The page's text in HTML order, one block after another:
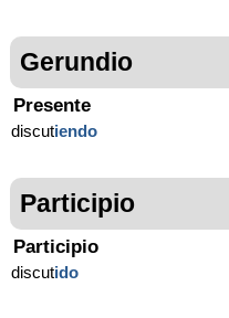
Gerundio
Presente
discutiendo
Participio
Participio
discutido